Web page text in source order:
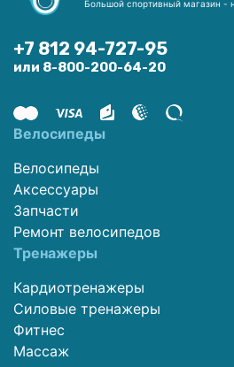
Большой спортивный магазин -
+7 812 94-727-95
или 8-800-200-64-20
Велосипеды
Велосипеды
Аксессуары
Запчасти
Ремонт велосипедов
Тренажеры
Кардиотренажеры
Силовые тренажеры
Фитнес
Массаж